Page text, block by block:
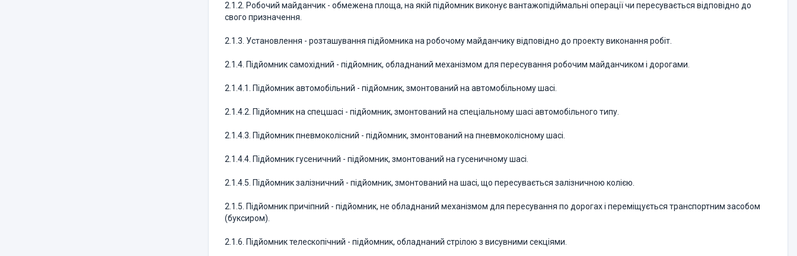
2.1.2. Робочий майданчик - обмежена площа, на якій підйомник виконує вантажопідіймальні операції чи пересувається відповідно до
свого призначення.
2.1.3. Установлення - розташування підйомника на робочому майданчику відповідно до проекту виконання робіт.
2.1.4. Підйомник самохідний - підйомник, обладнаний механізмом для пересування робочим майданчиком і дорогами.
2.1.4.1. Підйомник автомобільний - підйомник, змонтований на автомобільному шасі.
2.1.4.2. Підйомник на спецшасі - підйомник, змонтований на спеціальному шасі автомобільного типу.
2.1.4.3. Підйомник пневмоколісний - підйомник, змонтований на пневмоколісному шасі.
2.1.4.4. Підйомник гусеничний - підйомник, змонтований на гусеничному шасі.
2.1.4.5. Підйомник залізничний - підйомник, змонтований на шасі, що пересувається залізничною колією.
2.1.5. Підйомник причіпний - підйомник, не обладнаний механізмом для пересування по дорогах і переміщується транспортним засобом
(буксиром).
2.1.6. Підйомник телескопічний - підйомник, обладнаний стрілою з висувними секціями.